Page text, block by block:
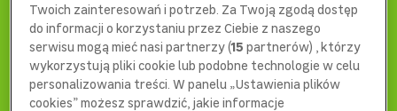
Twoich zainteresowań i potrzeb. Za Twoją zgodą dostęp
do informacji o korzystaniu przez Ciebie z naszego
serwisu mogą mieć nasi partnerzy (15 partnerów) , którzy
wykorzystują pliki cookie lub podobne technologie w celu
personalizowania treści. W panelu „Ustawienia plików
cookies” możesz sprawdzić, jakie informacje